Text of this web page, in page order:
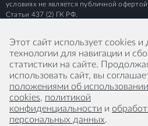
условиях не является публичной
Статьи 437 (2) ГК РФ.
© 2015-2026 RICOH IMAGING EUROPE S.A.S
Этот сайт использует cookies и
технологии для навигации и
статистики на сайте.
использовать сайт, вы
положениями об использовании
cookies, политикой
конфиденциальности и
персональных данных.